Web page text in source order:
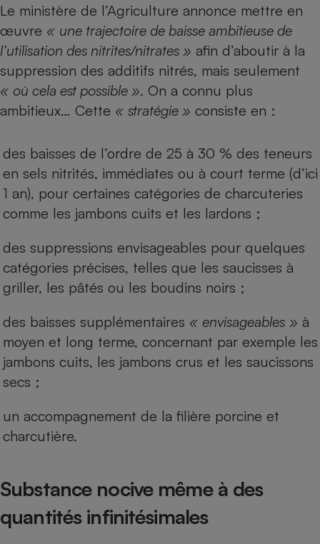
Le ministère de l’Agriculture annonce mettre en
œuvre « une trajectoire de baisse ambitieuse de
l’utilisation des nitrites/nitrates » afin d’aboutir à la
suppression des additifs nitrés, mais seulement
« où cela est possible ». On a connu plus
ambitieux… Cette « stratégie » consiste en :
des baisses de l’ordre de 25 à 30 % des teneurs
en sels nitrités, immédiates ou à court terme (d’ici
1 an), pour certaines catégories de charcuteries
comme les jambons cuits et les lardons ;
des suppressions envisageables pour quelques
catégories précises, telles que les saucisses à
griller, les pâtés ou les boudins noirs ;
des baisses supplémentaires « envisageables » à
moyen et long terme, concernant par exemple les
jambons cuits, les jambons crus et les saucissons
secs ;
un accompagnement de la filière porcine et
charcutière.
Substance nocive même à des
quantités infinitésimales
Cafetière à expressos
Robot ménager